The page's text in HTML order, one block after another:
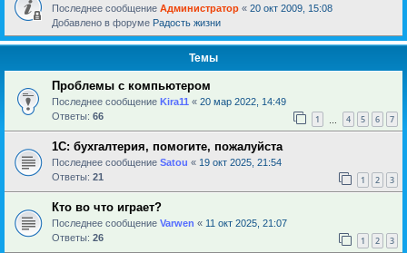
Последнее сообщение Администратор « 20 окт 2009, 15:08
Добавлено в форуме Радость жизни
Темы
Проблемы с компьютером
Последнее сообщение Kira11 « 20 мар 2022, 14:49
Ответы: 66 1 4 5 6 7
1С: бухгалтерия, помогите, пожалуйста
Последнее сообщение Satou « 19 окт 2025, 21:54
Ответы: 21 1 2 3
Кто во что играет?
Последнее сообщение Varwen « 11 окт 2025, 21:07
Ответы: 26 1 2 3